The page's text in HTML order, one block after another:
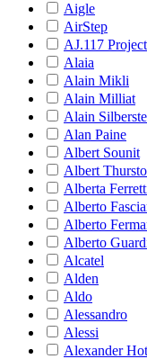
Aigle
AirStep
AJ.117 Project
Alaia
Alain Mikli
Alain Milliat
Alain
Alan Paine
Albert Sounit
Albert
Alberta
Alberto
Alberto
Alberto
Alcatel
Alden
Aldo
Alessandro
Alessi
Alexander